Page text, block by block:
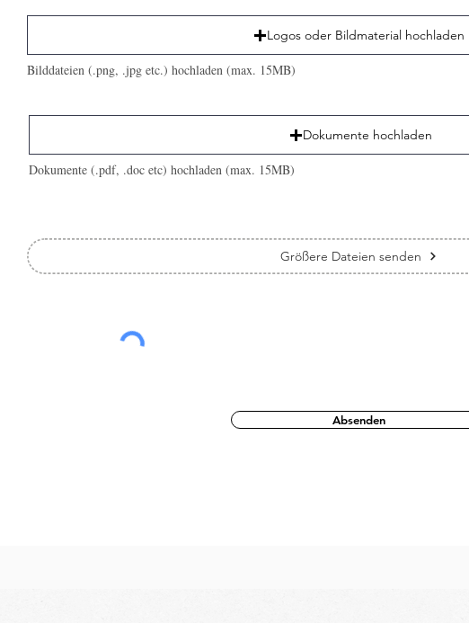
Logos oder Bildmaterial hochladen
Bilddateien (.png, .jpg etc.) hochladen (max. 15MB)
Dokumente hochladen
Dokumente (.pdf, .doc etc) hochladen (max. 15MB)
Größere Dateien senden
Absenden